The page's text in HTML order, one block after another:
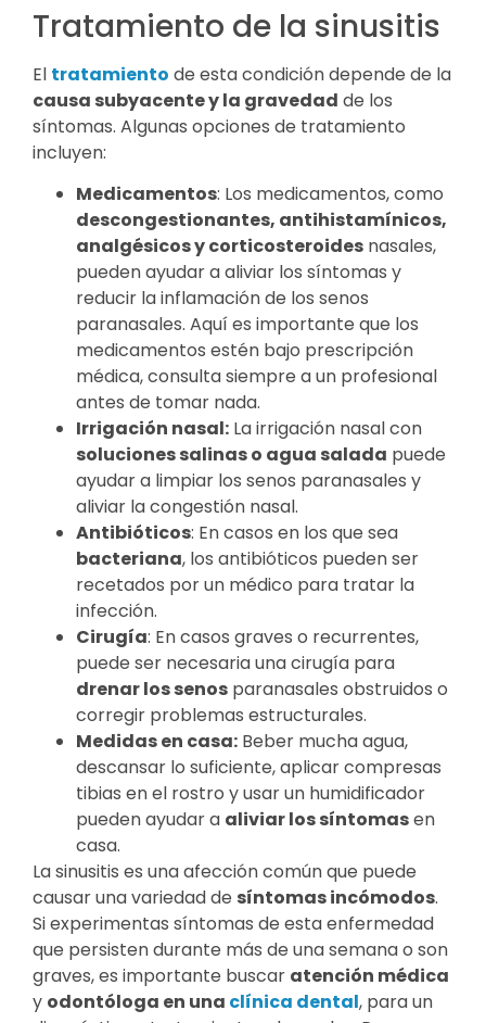
Tratamiento de la sinusitis
El tratamiento de esta condición depende de la
causa subyacente y la gravedad de los
síntomas. Algunas opciones de tratamiento
incluyen:
Medicamentos: Los medicamentos, como
descongestionantes, antihistamínicos,
analgésicos y corticosteroides nasales,
pueden ayudar a aliviar los síntomas y
reducir la inflamación de los senos
paranasales. Aquí es importante que los
medicamentos estén bajo prescripción
médica, consulta siempre a un profesional
antes de tomar nada.
Irrigación nasal: La irrigación nasal con
soluciones salinas o agua salada puede
ayudar a limpiar los senos paranasales y
aliviar la congestión nasal.
Antibióticos: En casos en los que sea
bacteriana, los antibióticos pueden ser
recetados por un médico para tratar la
infección.
Cirugía: En casos graves o recurrentes,
puede ser necesaria una cirugía para
drenar los senos paranasales obstruidos o
corregir problemas estructurales.
Medidas en casa: Beber mucha agua,
descansar lo suficiente, aplicar compresas
tibias en el rostro y usar un humidificador
pueden ayudar a aliviar los síntomasen
casa.
La sinusitis es una afección común que puede
causar una variedad de síntomas incómodos.
Si experimentas síntomas de esta enfermedad
que persisten durante más de una semana o son
graves, es importante buscar atención médica
y odontóloga en una clínica dental, para un